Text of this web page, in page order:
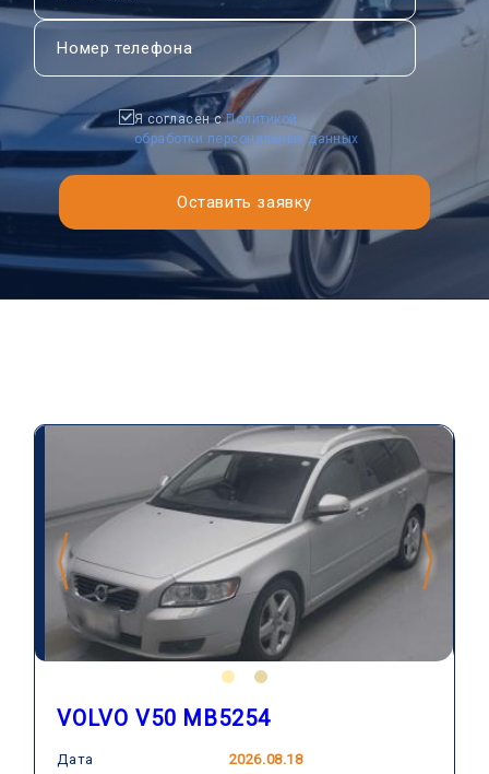
Я согласен сПолитикой
обработки персональных данных
VOLVO V50 MB5254
Дата
2026.08.18